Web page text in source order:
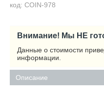
код: COIN-978
Внимание! Мы НЕ
Данные о стоимости
информации.
Описание